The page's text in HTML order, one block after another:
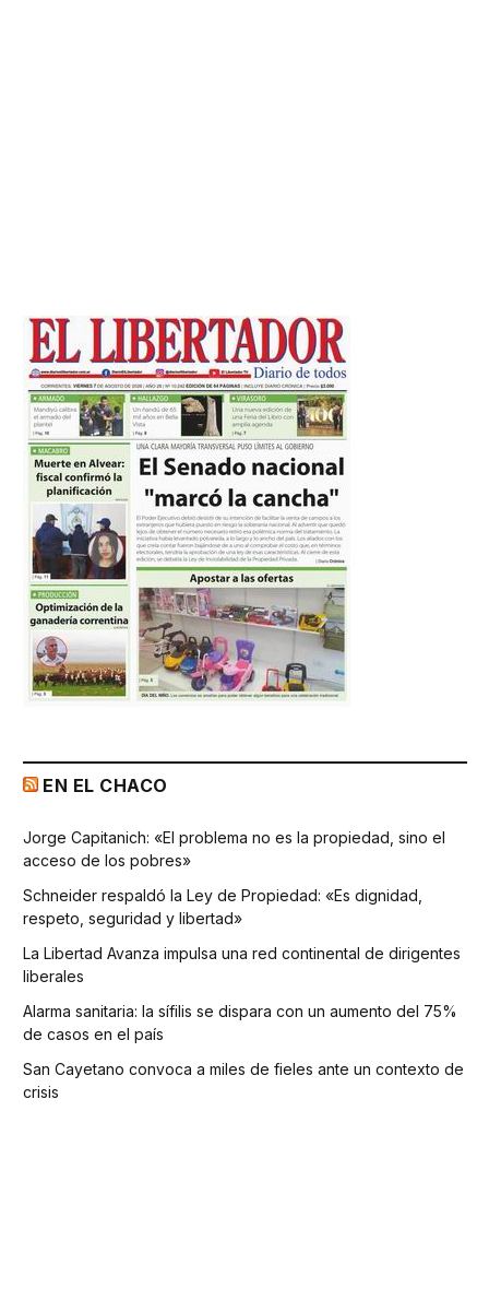
EN EL CHACO
Jorge Capitanich: «El problema no es la propiedad, sino el
acceso de los pobres»
Schneider respaldó la Ley de Propiedad: «Es dignidad,
respeto, seguridad y libertad»
La Libertad Avanza impulsa una red continental de dirigentes
liberales
Alarma sanitaria: la sífilis se dispara con un aumento del 75%
de casos en el país
San Cayetano convoca a miles de fieles ante un contexto de
crisis